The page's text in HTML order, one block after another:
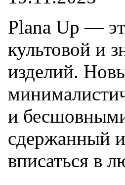
Plana Up —
культовой и
изделий.
и
сдержанный
вписаться в